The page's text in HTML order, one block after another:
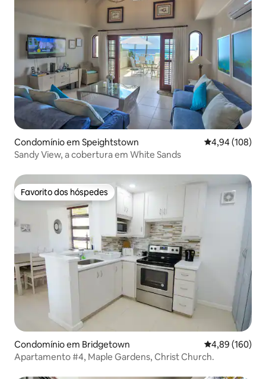
Condomínio em Speightstown Classificação
4,94 (108)
Sandy View, a cobertura em White Sands
Favorito dos hóspedes
Favorito dos hóspedes
Condomínio em Bridgetown Classificação
4,89 (160)
Apartamento #4, Maple Gardens, Christ Church.